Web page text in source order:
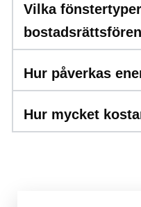
Vilka
Hur påverkas
Hur mycket